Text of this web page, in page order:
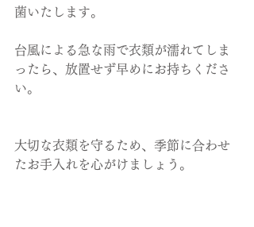
菌いたします。
台風による急な雨で衣類が濡れてしま
ったら、放置せず早めにお持ちくださ
い。
大切な衣類を守るため、季節に合わせ
たお手入れを心がけましょう。